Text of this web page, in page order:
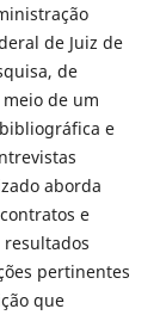
de Juiz de
de
de um
e
aborda
e
pertinentes
que